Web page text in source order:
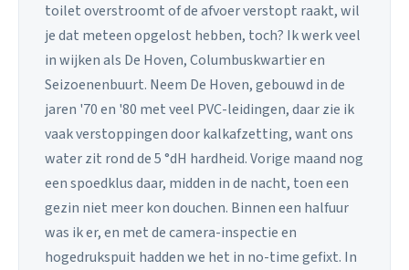
toilet overstroomt of de afvoer verstopt raakt, wil
je dat meteen opgelost hebben, toch? Ik werk veel
in wijken als De Hoven, Columbuskwartier en
Seizoenenbuurt. Neem De Hoven, gebouwd in de
jaren '70 en '80 met veel PVC-leidingen, daar zie ik
vaak verstoppingen door kalkafzetting, want ons
water zit rond de 5 °dH hardheid. Vorige maand nog
een spoedklus daar, midden in de nacht, toen een
gezin niet meer kon douchen. Binnen een halfuur
was ik er, en met de camera-inspectie en
hogedrukspuit hadden we het in no-time gefixt. In